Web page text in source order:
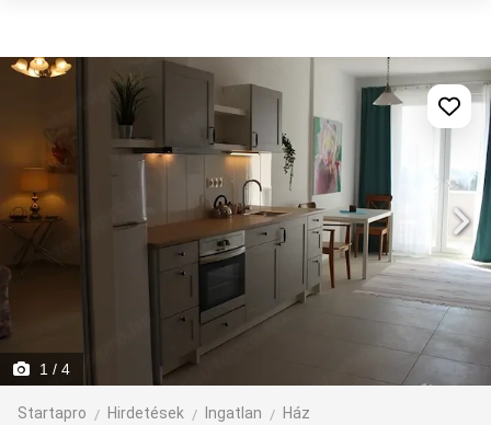
1 / 4
Startapro Hirdetések Ingatlan Ház